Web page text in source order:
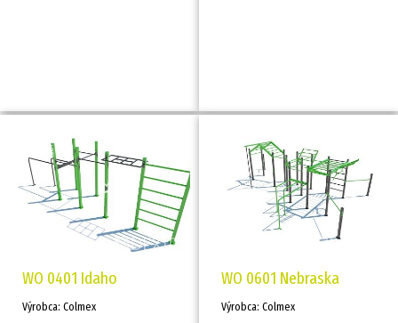
WO 0401 Idaho
Výrobca: Colmex
WO 0601 Nebraska
Výrobca: Colmex